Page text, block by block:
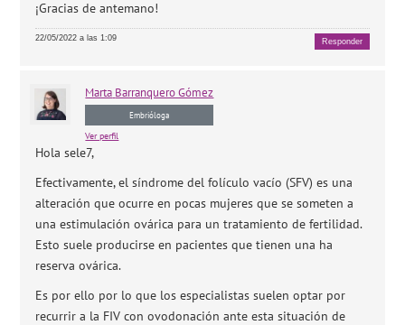
¡Gracias de antemano!
22/05/2022 a las 1:09 Responder
Marta Barranquero Gómez
Embrióloga
Ver perfil
Hola sele7,
Efectivamente, el síndrome del folículo vacío (SFV) es una
alteración que ocurre en pocas mujeres que se someten a
una estimulación ovárica para un tratamiento de fertilidad.
Esto suele producirse en pacientes que tienen una ha
reserva ovárica.
Es por ello por lo que los especialistas suelen optar por
recurrir a la FIV con ovodonación ante esta situación de